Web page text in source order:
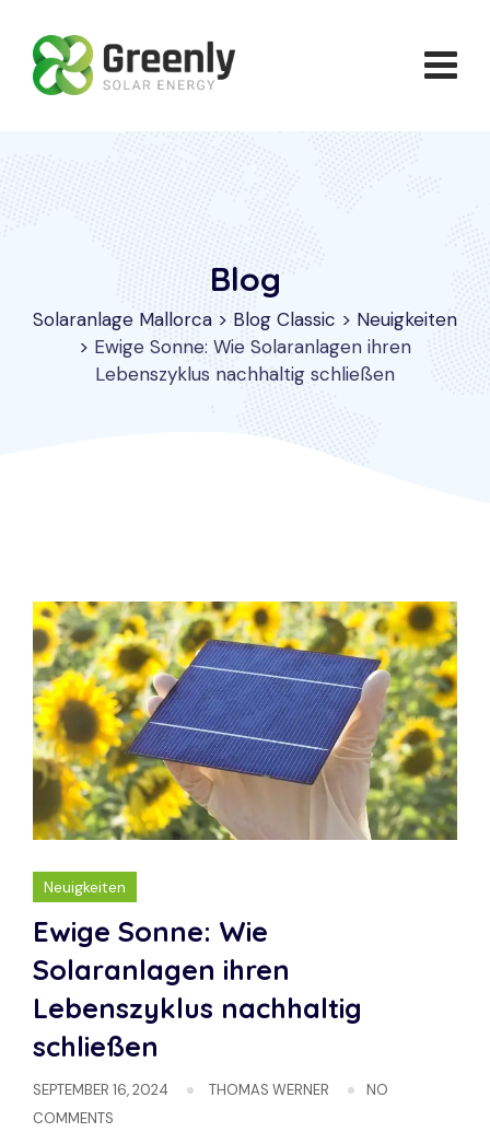
content
Blog
Solaranlage Mallorca > Blog Classic > Neuigkeiten
> Ewige Sonne: Wie Solaranlagen ihren
Lebenszyklus nachhaltig schließen
Neuigkeiten
Ewige Sonne: Wie
Solaranlagen ihren
Lebenszyklus nachhaltig
schließen
SEPTEMBER 16, 2024 THOMAS WERNER
NO
COMMENTS